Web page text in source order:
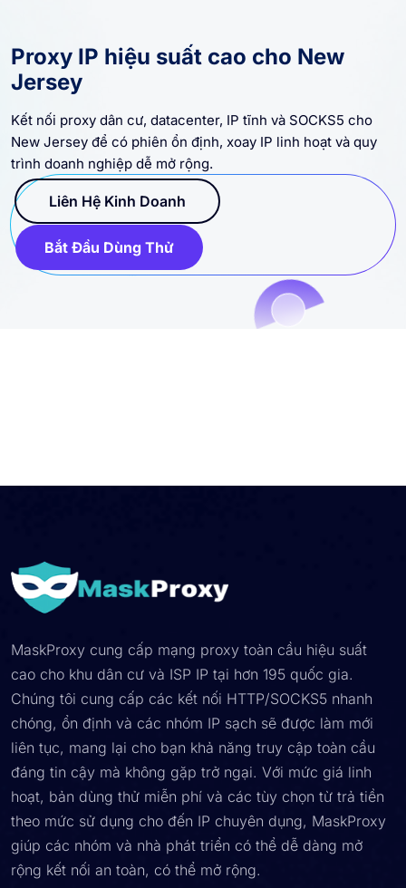
Proxy IP hiệu suất cao cho New
Jersey
Kết nối proxy dân cư, datacenter, IP tĩnh và SOCKS5 cho
New Jersey để có phiên ổn định, xoay IP linh hoạt và quy
trình doanh nghiệp dễ mở rộng.
Bắt Đầu Dùng Thử
MaskProxy cung cấp mạng proxy toàn cầu hiệu suất
cao cho khu dân cư và ISP IP tại hơn 195 quốc gia.
Chúng tôi cung cấp các kết nối HTTP/SOCKS5 nhanh
chóng, ổn định và các nhóm IP sạch sẽ được làm mới
liên tục, mang lại cho bạn khả năng truy cập toàn cầu
đáng tin cậy mà không gặp trở ngại. Với mức giá linh
hoạt, bản dùng thử miễn phí và các tùy chọn từ trả tiền
theo mức sử dụng cho đến IP chuyên dụng, MaskProxy
giúp các nhóm và nhà phát triển có thể dễ dàng mở
rộng kết nối an toàn, có thể mở rộng.